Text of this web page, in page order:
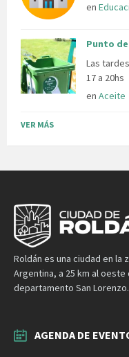
en
Punto
Las
17 a 20hs
en Aceite
VER MÁS
Roldán es una ciudad en la
Argentina, a 25 km al
departamento San Lorenzo.
AGENDA DE